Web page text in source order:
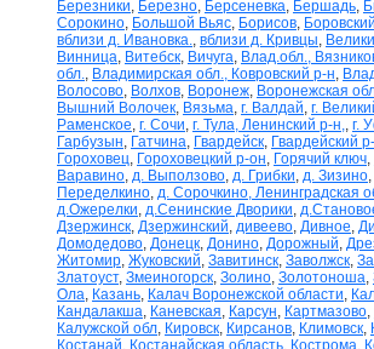
Березники, Березно, Берсеневка, Бершадь,
Сорокино, Большой Вьяс, Борисов, Боровский
вблизи д. Ивановка., вблизи д. Кривцы,
Винница, Витебск, Вичуга, Влад.обл.,
обл., Владимирская обл., Ковровский р-н,
Волосово, Волхов, Воронеж, Воронежская
Вышний Волочек, Вязьма, г. Валдай, г.
Раменское, г. Сочи, г. Тула, Ленинский р-н,, г.
Гарбузын, Гатчина, Гвардейск, Гвардейский
Гороховец, Гороховецкий р-он, Горячий ключ,
Варавино, д. Выползово, д. Грибки, д. Зизино,
Переделкино, д. Сорочкино, Ленинградская
д.Ожерелки, д.Сенинские Дворики,
Дзержинск, Дзержинский, дивеево, Дивное,
Домодедово, Донецк, Донино, Дорожный,
Житомир, Жуковский, Завитинск, Заволжск,
Златоуст, Змеиногорск, Золино, Золотоноша,
Ола, Казань, Калач Воронежской области,
Кандалакша, Каневская, Карсун, Картмазово,
Калужской обл, Кировск, Кирсанов, Климовск,
Костанай, Костанайская область, Кострома,